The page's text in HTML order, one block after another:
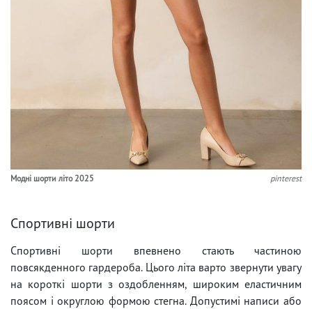
Модні шорти літо 2025 pinterest
Спортивні шорти
Спортивні шорти впевнено стають частиною
повсякденного гардероба. Цього літа варто звернути увагу
на короткі шорти з оздобленням, широким еластичним
поясом і округлою формою стегна. Допустимі написи або